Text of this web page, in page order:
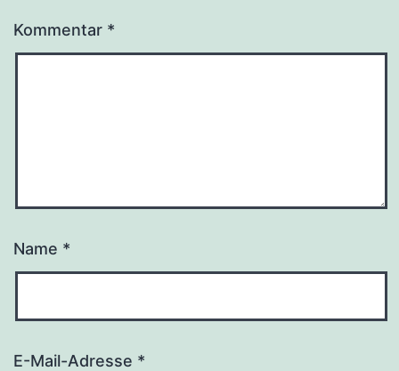
Kommentar *
Name *
E-Mail-Adresse *